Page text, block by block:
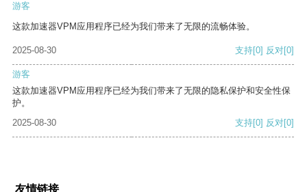
游客
这款加速器VPM应用程序已经为我们带来了无限的流畅体验。
2025-08-30 支持[0] 反对[0]
游客
这款加速器VPM应用程序已经为我们带来了无限的隐私保护和安全性保
护。
2025-08-30
支持[0] 反对[0]
友情链接